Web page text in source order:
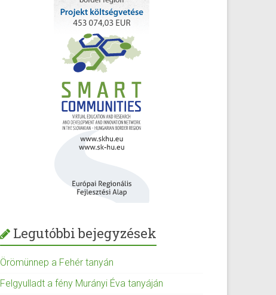
Legutóbbi bejegyzések
Örömünnep a Fehér tanyán
Felgyulladt a fény Murányi Éva tanyáján